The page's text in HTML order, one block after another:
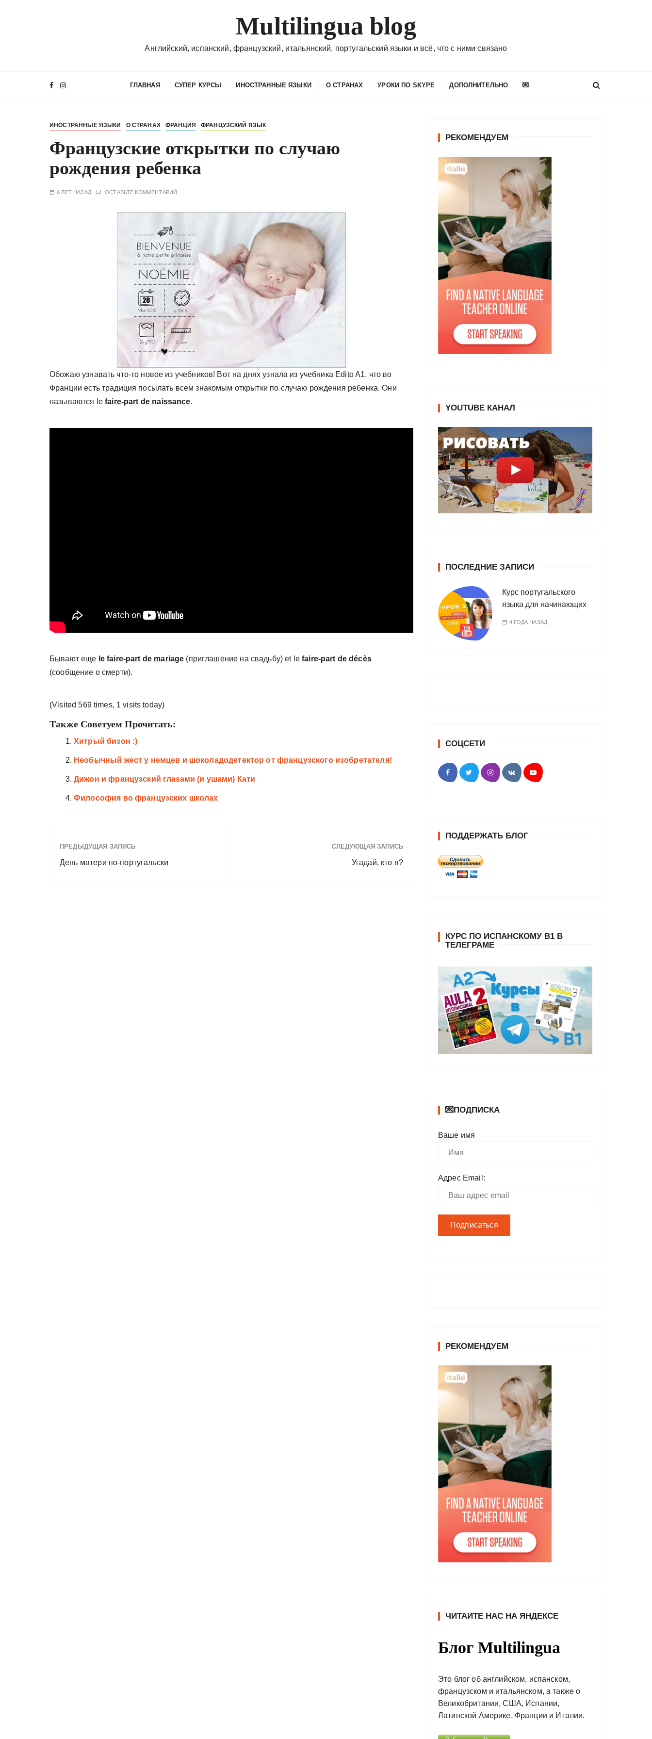
Multilingua blog
Английский, испанский, французский, итальянский, португальский языки и всё, что с ними связано
ГЛАВНАЯ СУПЕР КУРСЫ ИНОСТРАННЫЕ ЯЗЫКИ О СТРАНАХ УРОКИ ПО SKYPE ДОПОЛНИТЕЛЬНО 💌
ИНОСТРАННЫЕ ЯЗЫКИ О СТРАНАХ ФРАНЦИЯ ФРАНЦУЗСКИЙ ЯЗЫК
Французские открытки по случаю
рождения ребенка
6 ЛЕТ НАЗАД ОСТАВЬТЕ КОММЕНТАРИЙ
Обожаю узнавать что-то новое из учебников! Вот на днях узнала из учебника Edito A1, что во
Франции есть традиция посылать всем знакомым открытки по случаю рождения ребенка. Они
называются lefaire-part de naissance.
Бывают еще le faire-part de mariage (приглашение на свадьбу) et lefaire-part de décès
(сообщение о смерти).
(Visited 569 times, 1 visits today)
Также Советуем Прочитать:
Хитрый бизон :)
Необычный жест у немцев и шоколадодетектор от французского изобретателя!
Дижон и французский глазами (и ушами) Кати
Философия во французских школах
ПРЕДЫДУЩАЯ ЗАПИСЬ
День матери по-португальски
СЛЕДУЮЩАЯ ЗАПИСЬ
Угадай, кто я?
РЕКОМЕНДУЕМ
YOUTUBE КАНАЛ
ПОСЛЕДНИЕ ЗАПИСИ
Курс португальского
языка для начинающих
4 ГОДА НАЗАД
СОЦСЕТИ
ПОДДЕРЖАТЬ БЛОГ
КУРС ПО ИСПАНСКОМУ В1 В
ТЕЛЕГРАМЕ
💌ПОДПИСКА
Ваше имя
Адрес Email:
РЕКОМЕНДУЕМ
ЧИТАЙТЕ НАС НА ЯНДЕКСЕ
Блог Multilingua
Это блог об английском, испанском,
французском и итальянском, а также о
Великобритании, США, Испании,
Латинской Америке, Франции и Италии.